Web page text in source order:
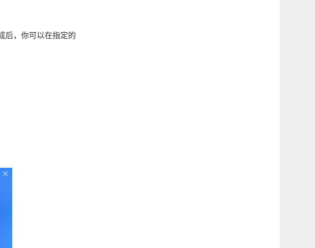
后，你可以在指定的